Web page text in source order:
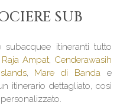
SUB
subacquee itineranti tutto
Raja Ampat, Cenderawasih
, Mare di Banda e
itinerario dettagliato, così